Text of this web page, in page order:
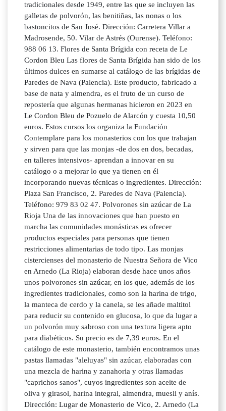
tradicionales desde 1949, entre las que se incluyen las
galletas de polvorón, las benitiñas, las nonas o los
bastoncitos de San José. Dirección: Carretera Villar a
Madrosende, 50. Vilar de Astrés (Ourense). Teléfono:
988 06 13. Flores de Santa Brígida con receta de Le
Cordon Bleu Las flores de Santa Brígida han sido de los
últimos dulces en sumarse al catálogo de las brígidas de
Paredes de Nava (Palencia). Este producto, fabricado a
base de nata y almendra, es el fruto de un curso de
repostería que algunas hermanas hicieron en 2023 en
Le Cordon Bleu de Pozuelo de Alarcón y cuesta 10,50
euros. Estos cursos los organiza la Fundación
Contemplare para los monasterios con los que trabajan
y sirven para que las monjas -de dos en dos, becadas,
en talleres intensivos- aprendan a innovar en su
catálogo o a mejorar lo que ya tienen en él
incorporando nuevas técnicas o ingredientes. Dirección:
Plaza San Francisco, 2. Paredes de Nava (Palencia).
Teléfono: 979 83 02 47. Polvorones sin azúcar de La
Rioja Una de las innovaciones que han puesto en
marcha las comunidades monásticas es ofrecer
productos especiales para personas que tienen
restricciones alimentarias de todo tipo. Las monjas
cistercienses del monasterio de Nuestra Señora de Vico
en Arnedo (La Rioja) elaboran desde hace unos años
unos polvorones sin azúcar, en los que, además de los
ingredientes tradicionales, como son la harina de trigo,
la manteca de cerdo y la canela, se les añade maltitol
para reducir su contenido en glucosa, lo que da lugar a
un polvorón muy sabroso con una textura ligera apto
para diabéticos. Su precio es de 7,39 euros. En el
catálogo de este monasterio, también encontramos unas
pastas llamadas "aleluyas" sin azúcar, elaboradas con
una mezcla de harina y zanahoria y otras llamadas
"caprichos sanos", cuyos ingredientes son aceite de
oliva y girasol, harina integral, almendra, muesli y anís.
Dirección: Lugar de Monasterio de Vico, 2. Arnedo (La